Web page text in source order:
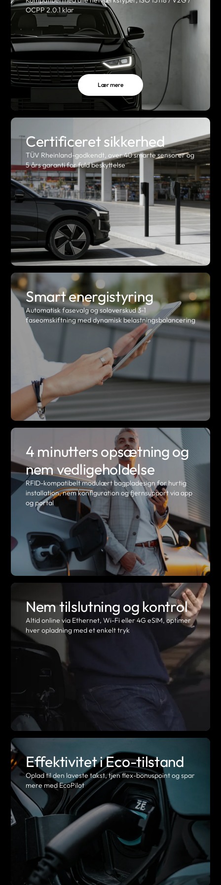
OCPP 2.0.1 klar
Lær mere
Certificeret sikkerhed
TÜV Rheinland-godkendt, over 40 smarte sensorer og
5 års garanti for fuld beskyttelse
Smart energistyring
Automatisk fasevalg og soloverskud 3-1
faseomskiftning med dynamisk belastningsbalancering
4 minutters opsætning og
nem vedligeholdelse
RFID-kompatibelt modulært bagpladesign for hurtig
installation, nem konfiguration og fjernsupport via app
og portal
Nem tilslutning og kontrol
Altid online via Ethernet, Wi-Fi eller 4G eSIM, optimer
hver opladning med et enkelt tryk
Effektivitet i Eco-tilstand
Oplad til den laveste takst, tjen flex-bonuspoint og spar
mere med EcoPilot